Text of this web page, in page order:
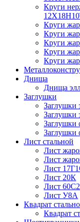
Круги
Круги
Круги
Круги
Круги
Круги
Днища
Днища
Заглушки
Заглушки
Заглушки
Заглушки
Заглушки
Лист стальной
Лист
Лист
Лист
Лист 20К
Лист
Лист У8А
Квадрат
Квадрат